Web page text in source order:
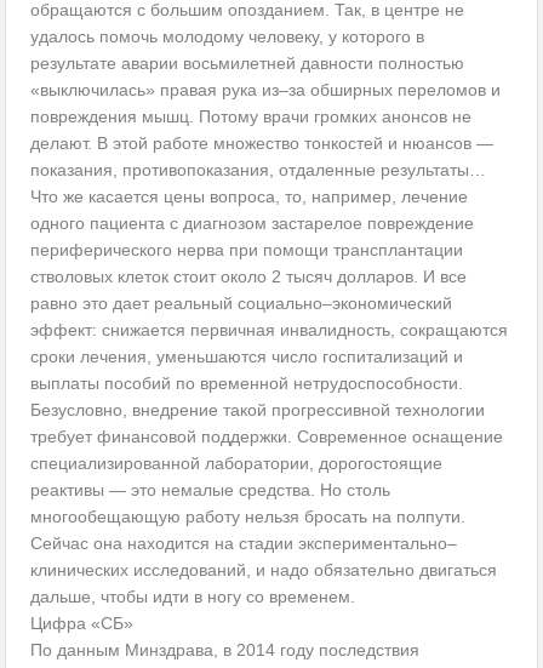
обращаются с большим опозданием. Так, в центре не
удалось помочь молодому человеку, у которого в
результате аварии восьмилетней давности полностью
«выключилась» правая рука из–за обширных переломов и
повреждения мышц. Потому врачи громких анонсов не
делают. В этой работе множество тонкостей и нюансов —
показания, противопоказания, отдаленные результаты…
Что же касается цены вопроса, то, например, лечение
одного пациента с диагнозом застарелое повреждение
периферического нерва при помощи трансплантации
стволовых клеток стоит около 2 тысяч долларов. И все
равно это дает реальный социально–экономический
эффект: снижается первичная инвалидность, сокращаются
сроки лечения, уменьшаются число госпитализаций и
выплаты пособий по временной нетрудоспособности.
Безусловно, внедрение такой прогрессивной технологии
требует финансовой поддержки. Современное оснащение
специализированной лаборатории, дорогостоящие
реактивы — это немалые средства. Но столь
многообещающую работу нельзя бросать на полпути.
Сейчас она находится на стадии экспериментально–
клинических исследований, и надо обязательно двигаться
дальше, чтобы идти в ногу со временем.
Цифра «СБ»
По данным Минздрава, в 2014 году последствия